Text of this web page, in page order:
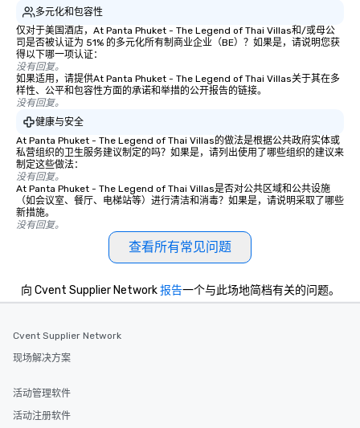
多元化和包容性
仅对于美国酒店，At Panta Phuket - The Legend of Thai Villas和/或母公
司是否被认证为 51% 的多元化所有制商业企业（BE）？如果是，请说明您获
得以下哪一项认证：
没有回复。
如果适用，请提供At Panta Phuket - The Legend of Thai Villas关于其在多
样性、公平和包容性方面的承诺和举措的公开报告的链接。
没有回复。
健康与安全
At Panta Phuket - The Legend of Thai Villas的做法是根据公共政府实体或
私营组织的卫生服务建议制定的吗？如果是，请列出使用了哪些组织的建议来
制定这些做法：
没有回复。
At Panta Phuket - The Legend of Thai Villas是否对公共区域和公共设施
（如会议室、餐厅、电梯站等）进行清洁和消毒？如果是，请说明采取了哪些
新措施。
没有回复。
查看所有常见问题
向 Cvent Supplier Network报告一个与此场地简档有关的问题。
Cvent Supplier Network
现场解决方案
活动管理软件
活动注册软件